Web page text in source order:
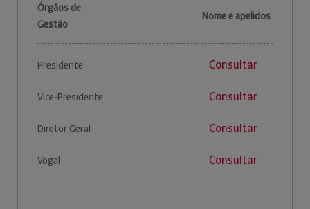
Órgãos de
Gestão
Nome e apelidos
Presidente Consultar
Vice-Presidente Consultar
Diretor Geral Consultar
Vogal Consultar